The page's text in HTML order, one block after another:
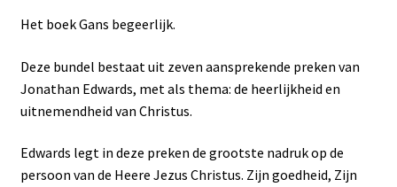
Het boek Gans begeerlijk.
Deze bundel bestaat uit zeven aansprekende preken van
Jonathan Edwards, met als thema: de heerlijkheid en
uitnemendheid van Christus.
Edwards legt in deze preken de grootste nadruk op de
persoon van de Heere Jezus Christus. Zijn goedheid, Zijn